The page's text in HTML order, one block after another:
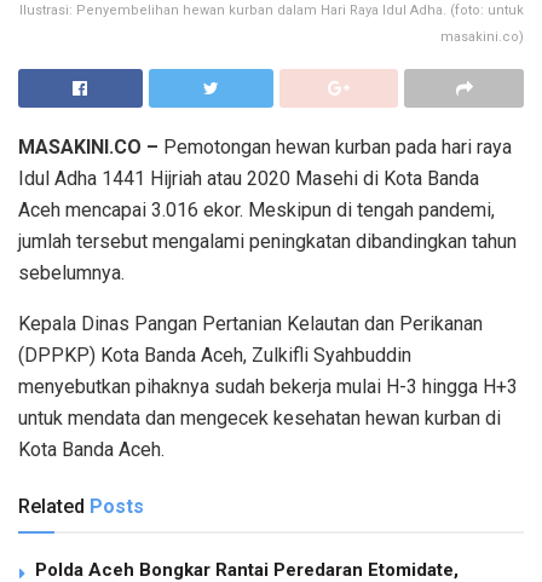
Ilustrasi: Penyembelihan hewan kurban dalam Hari Raya Idul Adha. (foto: untuk
masakini.co)
MASAKINI.CO – Pemotongan hewan kurban pada hari raya
Idul Adha 1441 Hijriah atau 2020 Masehi di Kota Banda
Aceh mencapai 3.016 ekor. Meskipun di tengah pandemi,
jumlah tersebut mengalami peningkatan dibandingkan tahun
sebelumnya.
Kepala Dinas Pangan Pertanian Kelautan dan Perikanan
(DPPKP) Kota Banda Aceh, Zulkifli Syahbuddin
menyebutkan pihaknya sudah bekerja mulai H-3 hingga H+3
untuk mendata dan mengecek kesehatan hewan kurban di
Kota Banda Aceh.
Related Posts
Polda Aceh Bongkar Rantai Peredaran Etomidate,